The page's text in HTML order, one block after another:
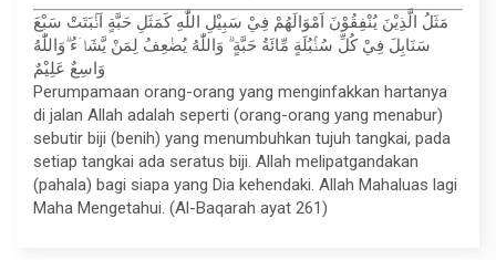
مَثَلُ الَّذِيْنَ يُنْفِقُوْنَ اَمْوَالَهُمْ فِيْ سَبِيْلِ اللّٰهِ كَمَثَلِ حَبَّةٍ اَنْۢبَتَتْ سَبْعَ
سَنَابِلَ فِيْ كُلِّ سُنْۢبُلَةٍ مِّائَةُ حَبَّةٍ ۗ وَاللّٰهُ يُضٰعِفُ لِمَنْ يَّشَاۤءُ ۗوَاللّٰهُ
وَاسِعٌ عَلِيْمٌ
Perumpamaan orang-orang yang menginfakkan hartanya
di jalan Allah adalah seperti (orang-orang yang menabur)
sebutir biji (benih) yang menumbuhkan tujuh tangkai, pada
setiap tangkai ada seratus biji. Allah melipatgandakan
(pahala) bagi siapa yang Dia kehendaki. Allah Mahaluas lagi
Maha Mengetahui. (Al-Baqarah ayat 261)